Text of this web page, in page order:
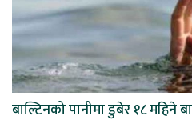
बाल्टिनको पानीमा डुबेर १८ महिने